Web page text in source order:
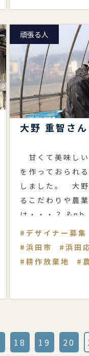
頑張る人
大野 重智さん
甘くて美味し
を作っておられ
しました。 大
るこだわりや農
は・・・？ &nb
デザイナー募集
浜田市
浜田
耕作放棄地
18 19 20